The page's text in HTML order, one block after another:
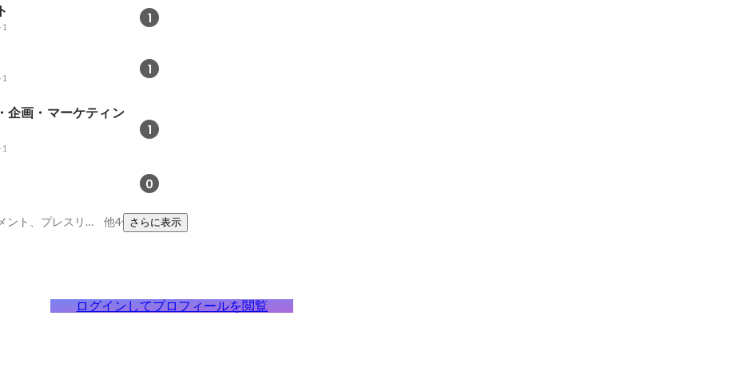
1
1
企画・マーケティン
1
0
人事、マネージメント、プレスリリース執筆・メディア配信 他4件さらに表示
ログインしてプロフィールを閲覧